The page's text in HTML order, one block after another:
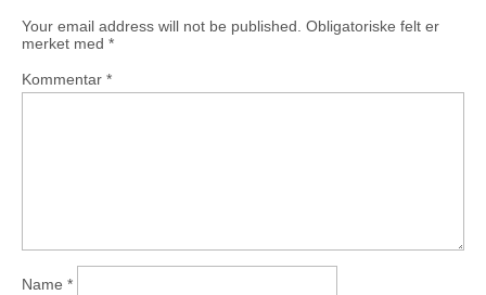
Your email address will not be published. Obligatoriske felt er
merket med *
Kommentar *
Name *